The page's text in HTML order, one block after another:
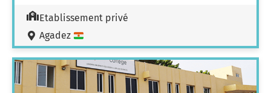
Etablissement privé
Agadez